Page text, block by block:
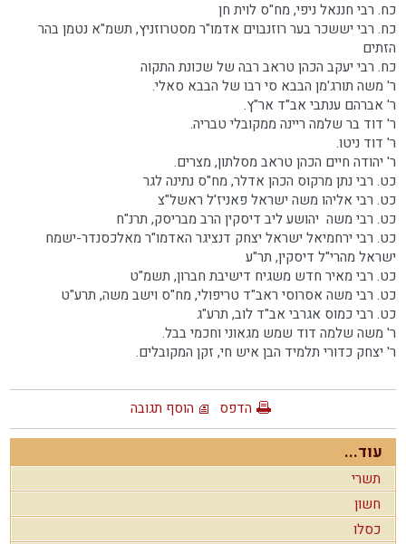
כח. רבי חננאל ניפי, מח"ס לוית חן
כח. רבי יששכר בער רוזנבוים אדמו"ר מסטרוזניץ, תשמ"א נטמן בהר
הזתים
כח. רבי יעקב הכהן טראב רבה של שכונת התקוה
ר' משה תורג'מן הבבא סי רבו של הבבא סאלי.
ר' אברהם ענתבי אב"ד אר"ץ.
ר' דוד בר שלמה ריינה ממקובלי טבריה.
ר' דוד ניטו.
ר' יהודה חיים הכהן טראב מסלתון, מצרים.
כט. רבי נתן מרקוס הכהן אדלר, מח"ס נתינה לגר
כט. רבי אליהו משה ישראל פאניז'ל ראשל"צ
כט. רבי משה יהושע ליב דיסקין הרב מבריסק, תרנ"ח
כט. רבי ירחמיאל ישראל יצחק דנציגר האדמו"ר מאלכסנדר-ישמח
ישראל מהרי"ל דיסקין, תר"ע
כט. רבי מאיר חדש משגיח דישיבת חברון, תשמ"ט
כט. רבי משה אסרוסי ראב"ד טריפולי, מח"ס וישב משה, תרע"ט
כט. רבי כמוס אגרבי אב"ד לוב, תרע"ג
ר' משה שלמה דוד שמש מגאוני וחכמי בבל.
ר' יצחק כדורי תלמיד הבן איש חי, זקן המקובלים.
הדפס הוסף תגובה
עוד...
תשרי
חשון
כסלו